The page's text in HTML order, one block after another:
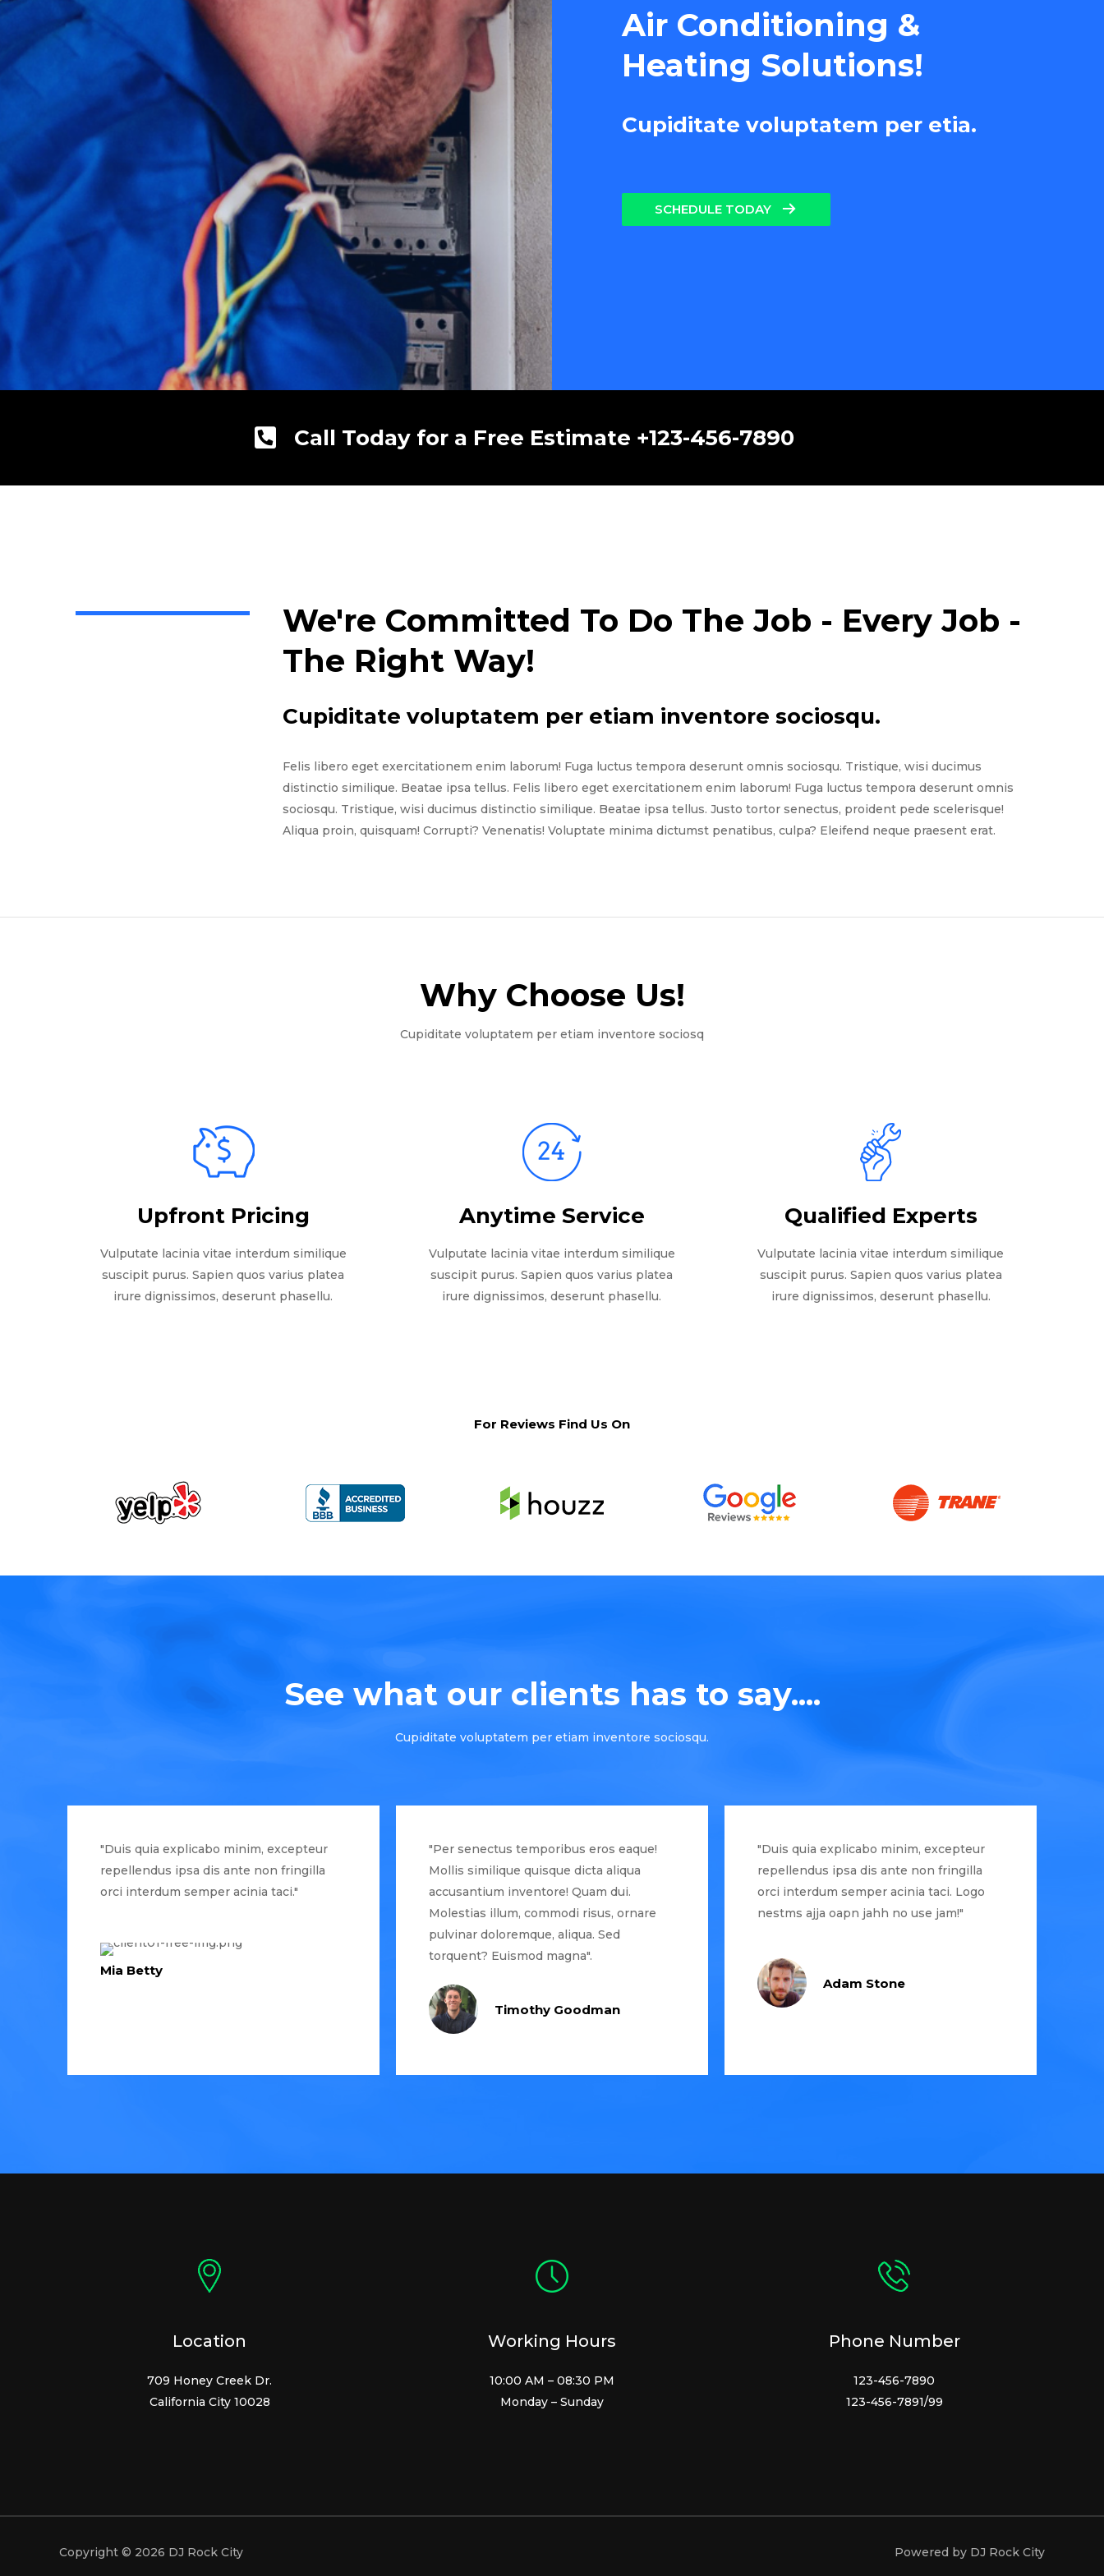
Air Conditioning &
Heating Solutions!
Cupiditate voluptatem per etia.
SCHEDULE TODAY
Call Today for a Free Estimate +123-456-7890
We're Committed To Do The Job - Every Job -
The Right Way!
Cupiditate voluptatem per etiam inventore sociosqu.
Felis libero eget exercitationem enim laborum! Fuga luctus tempora deserunt omnis sociosqu. Tristique, wisi ducimus
distinctio similique. Beatae ipsa tellus. Felis libero eget exercitationem enim laborum! Fuga luctus tempora deserunt omnis
sociosqu. Tristique, wisi ducimus distinctio similique. Beatae ipsa tellus. Justo tortor senectus, proident pede scelerisque!
Aliqua proin, quisquam! Corrupti? Venenatis! Voluptate minima dictumst penatibus, culpa? Eleifend neque praesent erat.
Why Choose Us!​
Cupiditate voluptatem per etiam inventore sociosq
Upfront Pricing
Vulputate lacinia vitae interdum similique
suscipit purus. Sapien quos varius platea
irure dignissimos, deserunt phasellu.
Anytime Service
Vulputate lacinia vitae interdum similique
suscipit purus. Sapien quos varius platea
irure dignissimos, deserunt phasellu.
Qualified Experts
Vulputate lacinia vitae interdum similique
suscipit purus. Sapien quos varius platea
irure dignissimos, deserunt phasellu.
For Reviews Find Us On
See what our clients has to say....
Cupiditate voluptatem per etiam inventore sociosqu.
"Duis quia explicabo minim, excepteur
repellendus ipsa dis ante non fringilla
orci interdum semper acinia taci."
Mia Betty
"Per senectus temporibus eros eaque!
Mollis similique quisque dicta aliqua
accusantium inventore! Quam dui.
Molestias illum, commodi risus, ornare
pulvinar doloremque, aliqua. Sed
torquent? Euismod magna".
Timothy Goodman
"Duis quia explicabo minim, excepteur
repellendus ipsa dis ante non fringilla
orci interdum semper acinia taci. Logo
nestms ajja oapn jahh no use jam!"
Adam Stone
Location
709 Honey Creek Dr.
California City 10028
Working Hours
10:00 AM – 08:30 PM
Monday – Sunday
Phone Number
123-456-7890
123-456-7891/99
Copyright © 2026 DJ Rock City Powered by DJ Rock City